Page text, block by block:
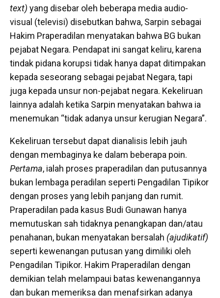
text) yang disebar oleh beberapa media audio-
visual (televisi) disebutkan bahwa, Sarpin sebagai
Hakim Praperadilan menyatakan bahwa BG bukan
pejabat Negara. Pendapat ini sangat keliru, karena
tindak pidana korupsi tidak hanya dapat ditimpakan
kepada seseorang sebagai pejabat Negara, tapi
juga kepada unsur non-pejabat negara. Kekeliruan
lainnya adalah ketika Sarpin menyatakan bahwa ia
menemukan “tidak adanya unsur kerugian Negara”.
Kekeliruan tersebut dapat dianalisis lebih jauh
dengan membaginya ke dalam beberapa poin.
Pertama, ialah proses praperadilan dan putusannya
bukan lembaga peradilan seperti Pengadilan Tipikor
dengan proses yang lebih panjang dan rumit.
Praperadilan pada kasus Budi Gunawan hanya
memutuskan sah tidaknya penangkapan dan/atau
penahanan, bukan menyatakan bersalah (ajudikatif)
seperti kewenangan putusan yang dimiliki oleh
Pengadilan Tipikor. Hakim Praperadilan dengan
demikian telah melampaui batas kewenangannya
dan bukan memeriksa dan menafsirkan adanya